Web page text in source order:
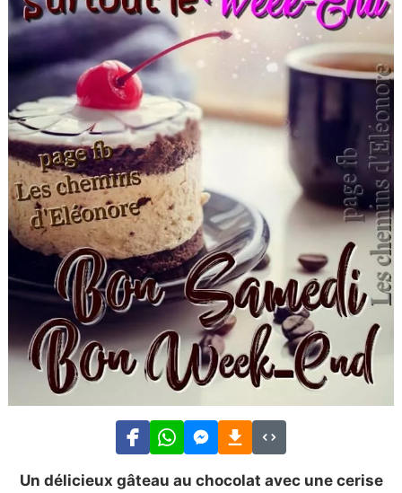
Un délicieux gâteau au chocolat avec une cerise